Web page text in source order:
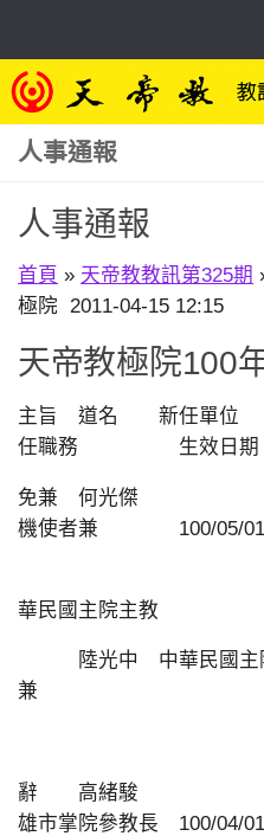
人事通報
人事通報
首頁 » 天帝教教訊第325期
極院 2011-04-15 12:15
天帝教極院100
主旨 道名 新任
任職務 生效日期
免兼
機使者兼 100/05/01
華民國主院主教
陸光中 中華民國主
兼 100/
中華民國
辭 高
雄市掌院參教長 100/04/01